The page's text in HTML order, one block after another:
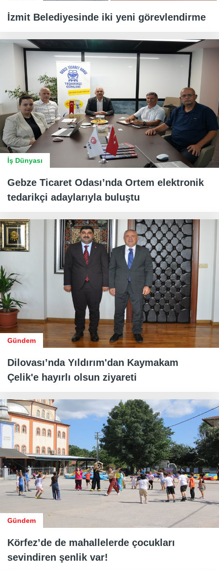
İzmit Belediyesinde iki yeni görevlendirme
İş Dünyası
Gebze Ticaret Odası’nda Ortem elektronik
tedarikçi adaylarıyla buluştu
Gündem
Dilovası’nda Yıldırım'dan Kaymakam
Çelik'e hayırlı olsun ziyareti
Gündem
Körfez’de de mahallelerde çocukları
sevindiren şenlik var!